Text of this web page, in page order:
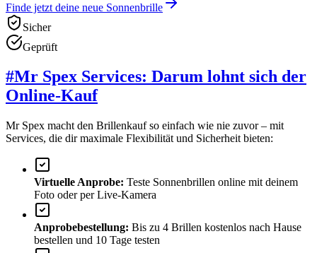
Finde jetzt deine neue Sonnenbrille
Sicher
Geprüft
#Mr Spex Services: Darum lohnt sich der
Online-Kauf
Mr Spex macht den Brillenkauf so einfach wie nie zuvor – mit
Services, die dir maximale Flexibilität und Sicherheit bieten:
Virtuelle Anprobe: Teste Sonnenbrillen online mit deinem
Foto oder per Live-Kamera
Anprobebestellung: Bis zu 4 Brillen kostenlos nach Hause
bestellen und 10 Tage testen